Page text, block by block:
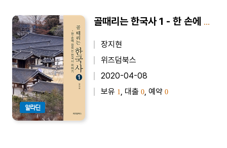
알라딘
골때리는 한국사 1 - 한 손에 잡히는 한국사 이야기
장지현
위즈덤북스
2020-04-08
보유 1 , 대출 0 , 예약 0